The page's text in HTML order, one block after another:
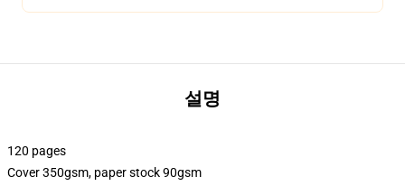
설명
120 pages
Cover 350gsm, paper stock 90gsm